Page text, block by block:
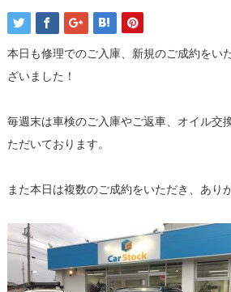
本日も修理でのご入庫、新規のご成約をい
ざいました！
毎週末は車検のご入庫やご返車、オイル交
ただいております。
また本日は複数のご成約をいただき、あり